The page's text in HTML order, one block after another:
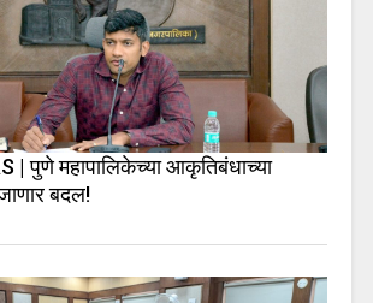
पुणे महापालिकेच्या आकृतिबंधाच्या
बदल!